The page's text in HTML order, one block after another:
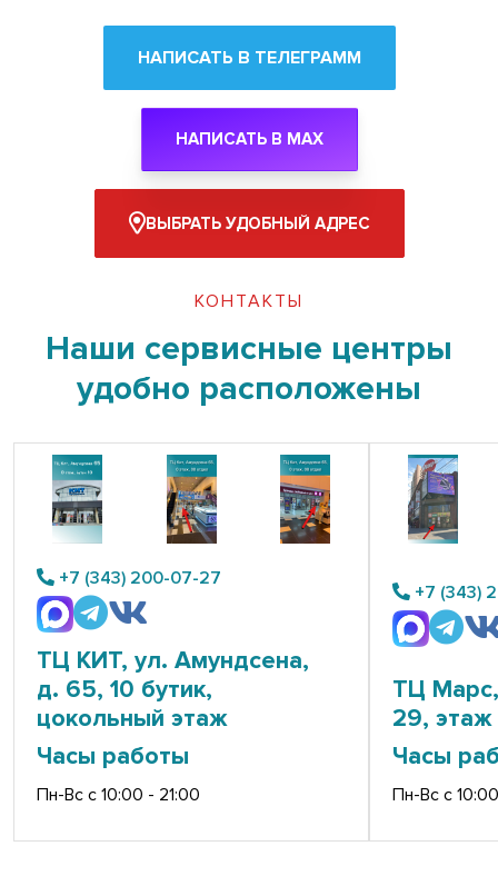
НАПИСАТЬ В ТЕЛЕГРАММ
НАПИСАТЬ В MAX
ВЫБРАТЬ УДОБНЫЙ АДРЕС
КОНТАКТЫ
Наши сервисные центры
удобно расположены
+7 (343) 200-07-27
ТЦ КИТ, ул. Амундсена,
д. 65, 10 бутик,
цокольный этаж
Часы работы
Пн-Вс с 10:00 - 21:00
+7 (343)
ТЦ
29, этаж
Часы
Пн-Вс с